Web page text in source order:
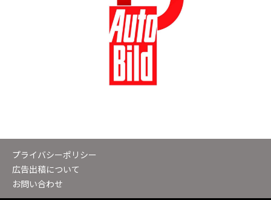
プライバシーポリシー
広告出稿について
お問い合わせ